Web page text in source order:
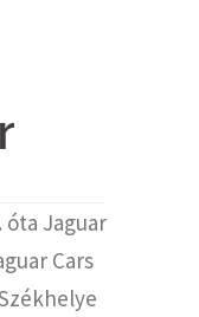
óta Jaguar
Cars